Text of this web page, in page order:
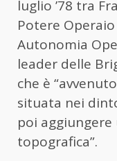
luglio ’78 tra
Potere
Autonomia
leader delle
che è
situata nei
poi aggiungere
topografica”.